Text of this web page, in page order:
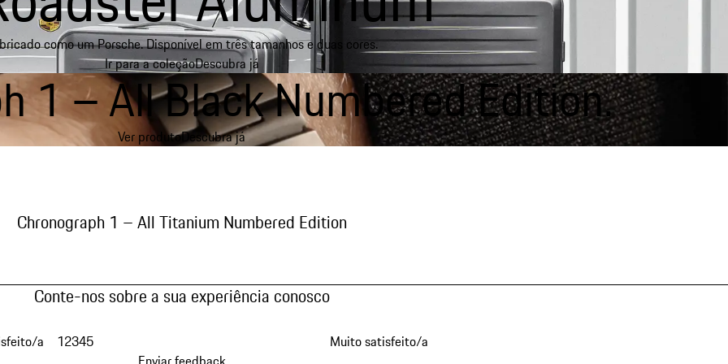
como um Porsche. Disponível em três tamanhos e duas cores.
Ir para a coleçãoDescubra já
1 – All Black Numbered Edition.
Ver produtoDescubra já
Chronograph 1 – All Titanium Numbered Edition
Conte-nos sobre a sua experiência conosco
a 12345
Muito satisfeito/a